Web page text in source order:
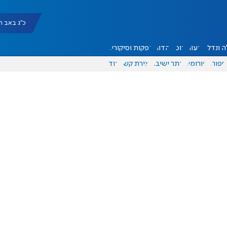
כ"ג באב תשפ"ו
ונדל"ן דעות אוכל יהדות הפקות וסיקורים
ספורט פורומים אתר ישיבה יצירת קשר עוד